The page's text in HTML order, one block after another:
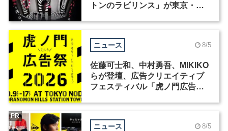
トンのラビリンス」が東京・豊
ニュース 8/5
佐藤可士和、中村勇吾、MIKIKO
らが登壇、広告クリエイティブ
フェスティバル「虎ノ門広告
ニュース 8/5
PR